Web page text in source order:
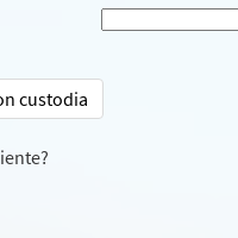
custodia